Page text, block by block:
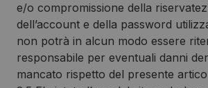
e/o compromissione della
dell’account e della password
non potrà in alcun modo essere
responsabile per eventuali danni
mancato rispetto del presente